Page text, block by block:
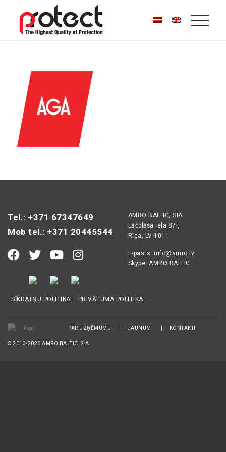
Tel.: +371 67347649
Mob tel.: +371 20445544
AMRO BALTIC, SIA
Lāčplēša iela 87i,
Rīga, LV-1011
E-pasts: info@amro.lv
Skype: AMRO BALTIC
SĪKDATŅU POLITIKA PRIVĀTUMA POLITIKA
PAR UZŅĒMUMU JAUNUMI KONTAKTI
© 2013-2026 AMRO BALTIC, SIA